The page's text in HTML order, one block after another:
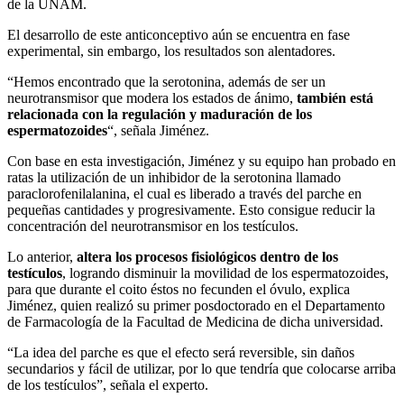
de la UNAM.
El desarrollo de este anticonceptivo aún se encuentra en fase
experimental, sin embargo, los resultados son alentadores.
“Hemos encontrado que la serotonina, además de ser un
neurotransmisor que modera los estados de ánimo, también está
relacionada con la regulación y maduración de los
espermatozoides“, señala Jiménez.
Con base en esta investigación, Jiménez y su equipo han probado en
ratas la utilización de un inhibidor de la serotonina llamado
paraclorofenilalanina, el cual es liberado a través del parche en
pequeñas cantidades y progresivamente. Esto consigue reducir la
concentración del neurotransmisor en los testículos.
Lo anterior, altera los procesos fisiológicos dentro de los
testículos, logrando disminuir la movilidad de los espermatozoides,
para que durante el coito éstos no fecunden el óvulo, explica
Jiménez, quien realizó su primer posdoctorado en el Departamento
de Farmacología de la Facultad de Medicina de dicha universidad.
“La idea del parche es que el efecto será reversible, sin daños
secundarios y fácil de utilizar, por lo que tendría que colocarse arriba
de los testículos”, señala el experto.